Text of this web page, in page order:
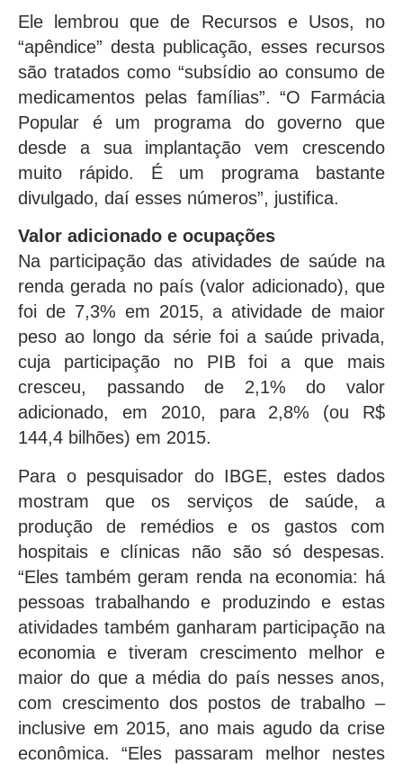
Ele lembrou que de Recursos e Usos, no
“apêndice” desta publicação, esses recursos
são tratados como “subsídio ao consumo de
medicamentos pelas famílias”. “O Farmácia
Popular é um programa do governo que
desde a sua implantação vem crescendo
muito rápido. É um programa bastante
divulgado, daí esses números”, justifica.
Valor adicionado e ocupações
Na participação das atividades de saúde na
renda gerada no país (valor adicionado), que
foi de 7,3% em 2015, a atividade de maior
peso ao longo da série foi a saúde privada,
cuja participação no PIB foi a que mais
cresceu, passando de 2,1% do valor
adicionado, em 2010, para 2,8% (ou R$
144,4 bilhões) em 2015.
Para o pesquisador do IBGE, estes dados
mostram que os serviços de saúde, a
produção de remédios e os gastos com
hospitais e clínicas não são só despesas.
“Eles também geram renda na economia: há
pessoas trabalhando e produzindo e estas
atividades também ganharam participação na
economia e tiveram crescimento melhor e
maior do que a média do país nesses anos,
com crescimento dos postos de trabalho –
inclusive em 2015, ano mais agudo da crise
econômica. “Eles passaram melhor nestes